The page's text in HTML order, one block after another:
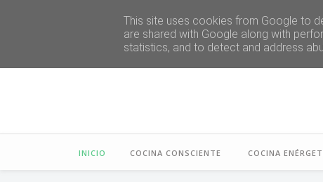
INICIO COCINA CONSCIENTE COCINA
This site uses cookies from Google to
are shared with Google along with
statistics, and to detect and address